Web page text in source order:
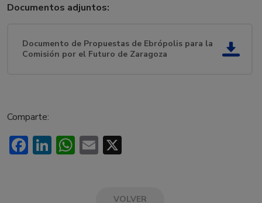
Documentos adjuntos:
Documento de Propuestas de Ebrópolis para la
Comisión por el Futuro de Zaragoza
Comparte:
Facebook
LinkedIn
WhatsApp
Email
VOLVER